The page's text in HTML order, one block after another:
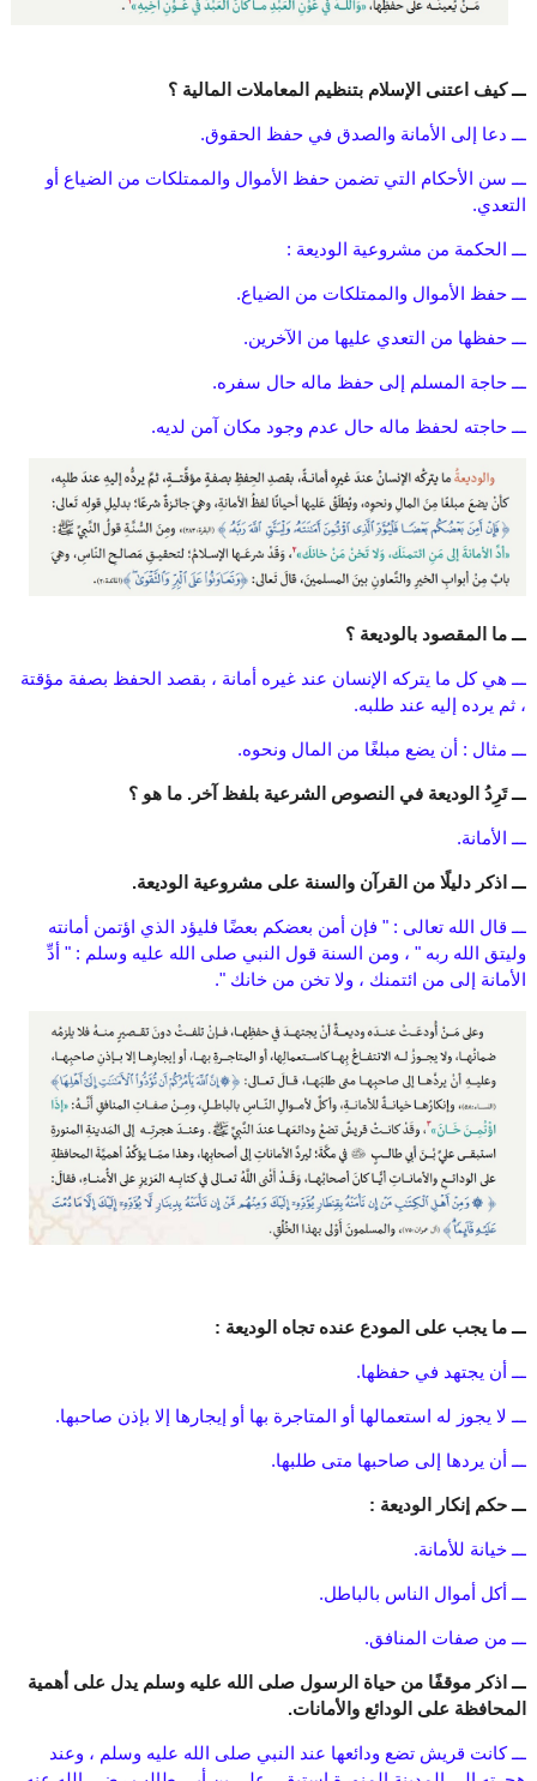
ـــ كيف اعتنى الإسلام بتنظيم المعاملات المالية ؟
ـــ دعا إلى الأمانة والصدق في حفظ الحقوق.
ـــ سن الأحكام التي تضمن حفظ الأموال والممتلكات من الضياع أو
التعدي.
ـــ الحكمة من مشروعية الوديعة :
ـــ حفظ الأموال والممتلكات من الضياع.
ـــ حفظها من التعدي عليها من الآخرين.
ـــ حاجة المسلم إلى حفظ ماله حال سفره.
ـــ حاجته لحفظ ماله حال عدم وجود مكان آمن لديه.
ـــ ما المقصود بالوديعة ؟
ـــ هي كل ما يتركه الإنسان عند غيره أمانة ، بقصد الحفظ بصفة مؤقتة
، ثم يرده إليه عند طلبه.
ـــ مثال : أن يضع مبلغًا من المال ونحوه.
ـــ تَرِدُ الوديعة في النصوص الشرعية بلفظ آخر. ما هو ؟
ـــ الأمانة.
ـــ اذكر دليلًا من القرآن والسنة على مشروعية الوديعة.
ـــ قال الله تعالى : " فإن أمن بعضكم بعضًا فليؤد الذي اؤتمن أمانته
وليتق الله ربه " ، ومن السنة قول النبي صلى الله عليه وسلم : " أدِّ
الأمانة إلى من ائتمنك ، ولا تخن من خانك ".
ـــ ما يجب على المودع عنده تجاه الوديعة :
ـــ أن يجتهد في حفظها.
ـــ لا يجوز له استعمالها أو المتاجرة بها أو إيجارها إلا بإذن صاحبها.
ـــ أن يردها إلى صاحبها متى طلبها.
ـــ حكم إنكار الوديعة :
ـــ خيانة للأمانة.
ـــ أكل أموال الناس بالباطل.
ـــ من صفات المنافق.
ـــ اذكر موقفًا من حياة الرسول صلى الله عليه وسلم يدل على أهمية
المحافظة على الودائع والأمانات.
ـــ كانت قريش تضع ودائعها عند النبي صلى الله عليه وسلم ، وعند